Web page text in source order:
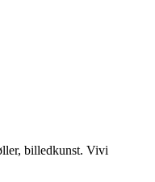
billedkunst. Vivi